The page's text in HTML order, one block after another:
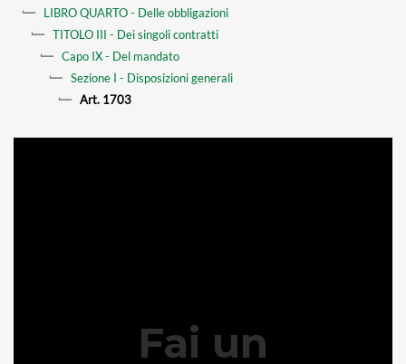
LIBRO QUARTO - Delle obbligazioni
TITOLO III - Dei singoli contratti
Capo IX - Del mandato
Sezione I - Disposizioni generali
Art. 1703